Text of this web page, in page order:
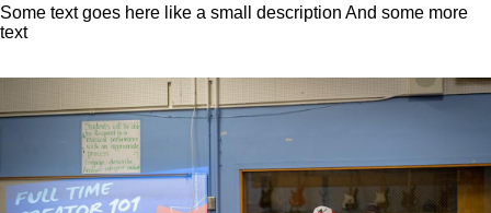
Some text goes here like a small description And some more
text